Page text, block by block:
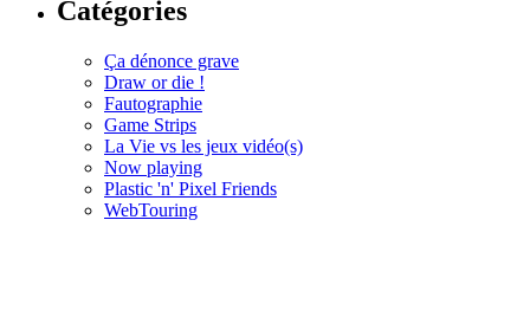
Catégories
Ça dénonce grave
Draw or die !
Fautographie
Game Strips
La Vie vs les jeux vidéo(s)
Now playing
Plastic 'n' Pixel Friends
WebTouring